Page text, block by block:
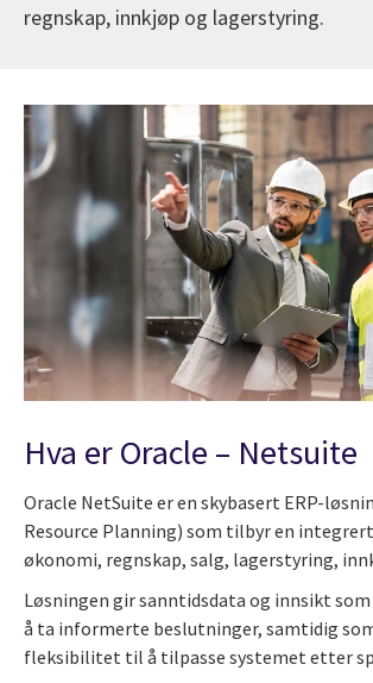
regnskap, innkjøp og lagerstyring.
Hva er Oracle – Netsuite
Oracle NetSuite er en skybasert ERP-
Resource Planning) som tilbyr en
økonomi, regnskap, salg, lagerstyring,
Løsningen gir sanntidsdata og innsikt
å ta informerte beslutninger, samtidig
fleksibilitet til å tilpasse systemet etter